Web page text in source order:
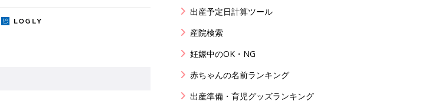
出産予定日計算ツール
産院検索
妊娠中のOK・NG
赤ちゃんの名前ランキング
出産準備・育児グッズランキング